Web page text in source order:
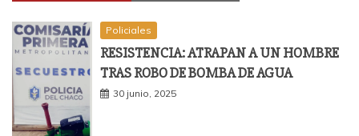
Policiales
RESISTENCIA: ATRAPAN A UN HOMBRE
TRAS ROBO DE BOMBA DE AGUA
30 junio, 2025